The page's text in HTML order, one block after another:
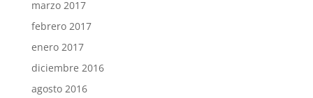
marzo 2017
febrero 2017
enero 2017
diciembre 2016
agosto 2016